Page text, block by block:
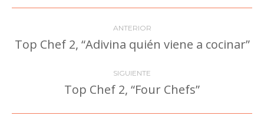
Navegación
entre
publicaciones
ANTERIOR
Publicación
Top Chef 2, “Adivina quién viene a cocinar”
SIGUIENTE
Publicación
Top Chef 2, “Four Chefs”